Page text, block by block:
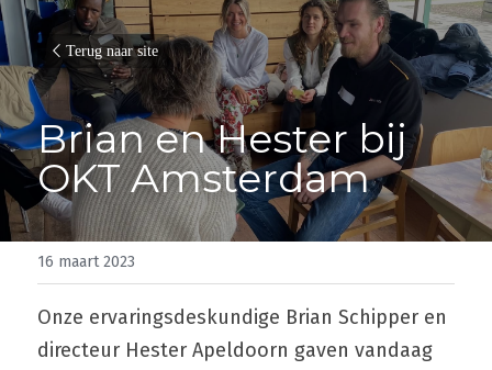
Terug naar site
Brian en Hester bij
OKT Amsterdam
16 maart 2023
Onze ervaringsdeskundige Brian Schipper en
directeur Hester Apeldoorn gaven vandaag